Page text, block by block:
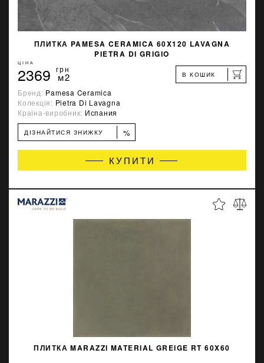
ПЛИТКА PAMESA CERAMICA 60X120 LAVAGNA
PIETRA DI GRIGIO
ЦІНА
2369 грн
м2 В КОШИК
Бренд: Pamesa Ceramica
Колекція: Pietra Di Lavagna
Країна-виробник: Испания
ДІЗНАЙТИСЯ ЗНИЖКУ %
КУПИТИ
ПЛИТКА MARAZZI MATERIAL GREIGE RT 60X60